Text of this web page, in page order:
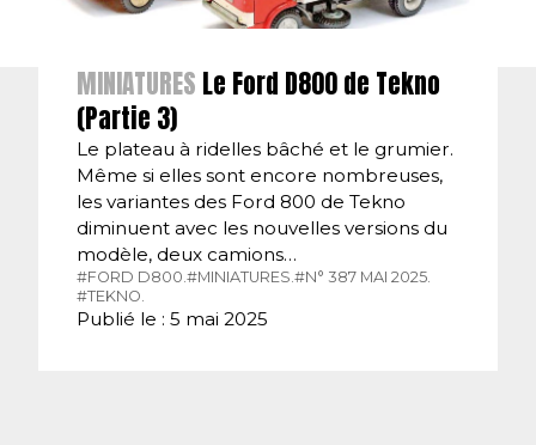
MINIATURES Le Ford D800 de Tekno
(Partie 3)
Le plateau à ridelles bâché et le grumier.
Même si elles sont encore nombreuses,
les variantes des Ford 800 de Tekno
diminuent avec les nouvelles versions du
modèle, deux camions…
#FORD D800.#MINIATURES.#N° 387 MAI 2025.
#TEKNO.
Publié le : 5 mai 2025